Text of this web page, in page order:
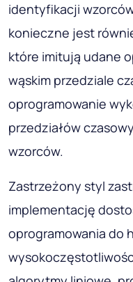
identyfikacji
konieczne jest
które imitują udane
wąskim przedziale
oprogramowanie
przedziałów
wzorców.
Zastrzeżony styl
implementację
oprogramowania do